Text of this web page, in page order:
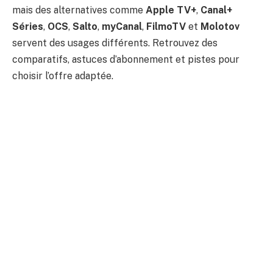
mais des alternatives comme Apple TV+, Canal+
Séries, OCS, Salto, myCanal, FilmoTV et Molotov
servent des usages différents. Retrouvez des
comparatifs, astuces d’abonnement et pistes pour
choisir l’offre adaptée.